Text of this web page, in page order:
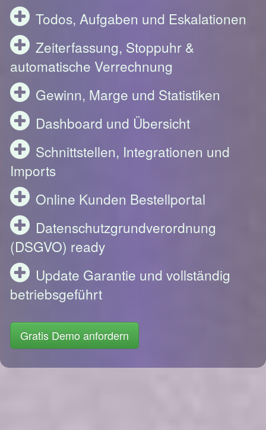
Todos, Aufgaben und Eskalationen
Zeiterfassung, Stoppuhr &
automatische Verrechnung
Gewinn, Marge und Statistiken
Dashboard und Übersicht
Schnittstellen, Integrationen und
Imports
Online Kunden Bestellportal
Datenschutzgrundverordnung
(DSGVO) ready
Update Garantie und vollständig
betriebsgeführt
Gratis Demo anfordern